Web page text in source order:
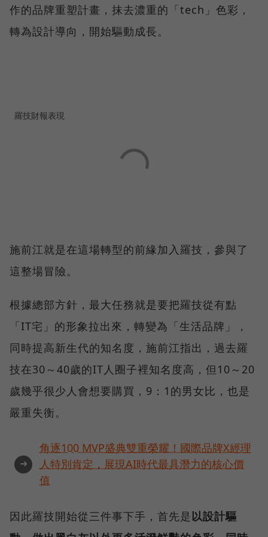
作的品牌重塑計畫，抹去濃重的「tech」色彩，
轉為設計導向，開始驅動成長。
羅技財報表現
施前江就是在這場轉型的前緣加入羅技，參與了
這整場冒險。
根據總部方針，最大任務就是要把羅技從有點
「IT宅」的形象拉出來，轉變為「生活品牌」，
同時提高新生代的知名度，施前江指出，過去羅
技在30～40歲的IT人圈子裡知名度高，但10～20
歲幾乎很少人會想要購買，9：1的男女比，也是
嚴重失衡。
➜
角逐100 MVP盛典雙重榮耀！國際品牌X經理
人特別肯定，展現AI時代最具潛力的核心價
值
因此羅技開始從三件事下手，首先是 以設計驅